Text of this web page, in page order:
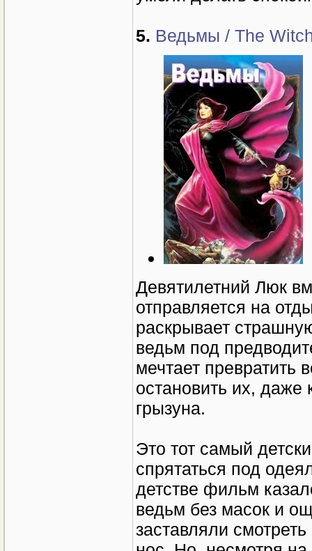
5. Ведьмы / The
Девятилетний Люк
отправляется на
раскрывает
ведьм под
мечтает превратить
остановить их, даже
грызуна.
Это тот самый
спрятаться под
детстве фильм
ведьм без масок и
заставляли